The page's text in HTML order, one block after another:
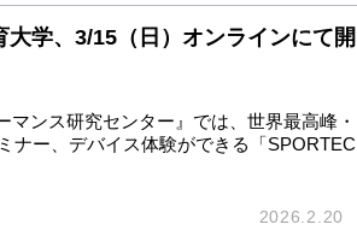
学、3/15（日）オンラインにて開
ンス研究センター』では、世界最高峰・
ナー、デバイス体験ができる「SPORTEC
2026.2.20